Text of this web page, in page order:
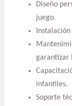
Diseño
juego.
garantizar
infantiles.
Soporte